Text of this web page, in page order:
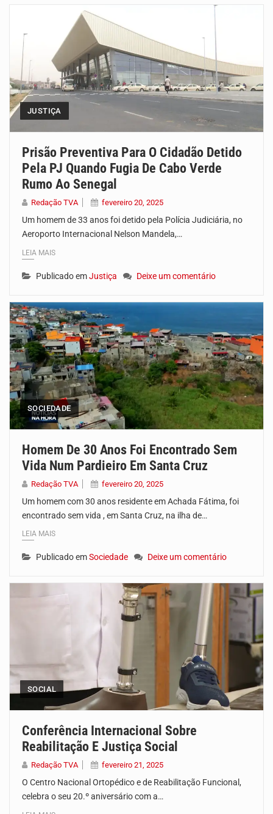
JUSTIÇA
Prisão Preventiva Para O Cidadão Detido
Pela PJ Quando Fugia De Cabo Verde
Rumo Ao Senegal
Redação TVA fevereiro 20, 2025
Um homem de 33 anos foi detido pela Polícia Judiciária, no
Aeroporto Internacional Nelson Mandela,…
LEIA MAIS
Publicado emJustiça Deixe um comentário
SOCIEDADE
Homem De 30 Anos Foi Encontrado Sem
Vida Num Pardieiro Em Santa Cruz
Redação TVA fevereiro 20, 2025
Um homem com 30 anos residente em Achada Fátima, foi
encontrado sem vida , em Santa Cruz, na ilha de…
LEIA MAIS
Publicado emSociedade Deixe um comentário
SOCIAL
Conferência Internacional Sobre
Reabilitação E Justiça Social
Redação TVA fevereiro 21, 2025
O Centro Nacional Ortopédico e de Reabilitação Funcional,
celebra o seu 20.º aniversário com a…